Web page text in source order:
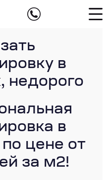
в
недорого
в
цене от
за м2!